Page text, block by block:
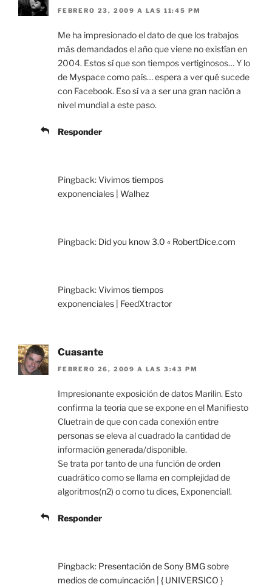
FEBRERO 23, 2009 A LAS 11:45 PM
Me ha impresionado el dato de que los trabajos
más demandados el año que viene no existían en
2004. Estos sí que son tiempos vertiginosos… Y lo
de Myspace como país… espera a ver qué sucede
con Facebook. Eso sí va a ser una gran nación a
nivel mundial a este paso.
Responder
Pingback:Vivimos tiempos
exponenciales | Walhez
Pingback: Did you know 3.0 « RobertDice.com
Pingback:Vivimos tiempos
exponenciales | FeedXtractor
Cuasante
FEBRERO 26, 2009 A LAS 3:43 PM
Impresionante exposición de datos Marilin. Esto
confirma la teoria que se expone en el Manifiesto
Cluetrain de que con cada conexión entre
personas se eleva al cuadrado la cantidad de
información generada/disponible.
Se trata por tanto de una función de orden
cuadrático como se llama en complejidad de
algoritmos(n2) o como tu dices, Exponencial!.
Responder
Pingback: Presentación de Sony BMG sobre
medios de comuincación | { UNIVERSICO }